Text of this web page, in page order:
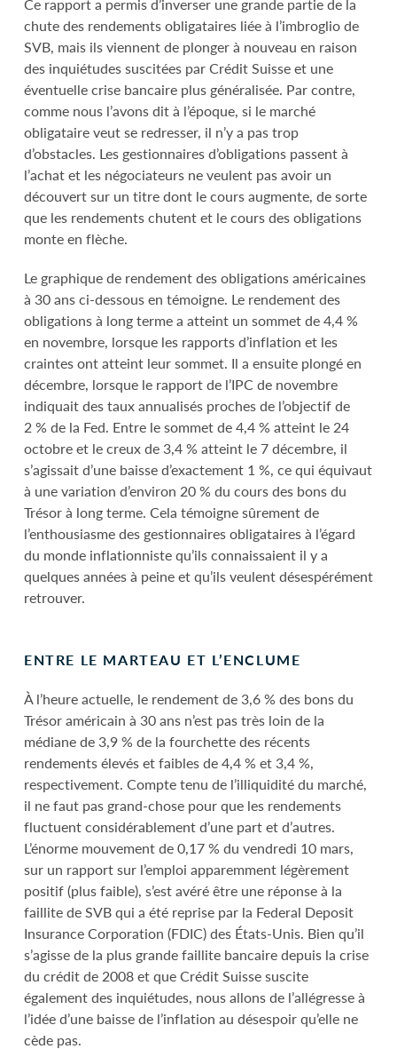
Ce rapport a permis d’inverser une grande partie de la
chute des rendements obligataires liée à l’imbroglio de
SVB, mais ils viennent de plonger à nouveau en raison
des inquiétudes suscitées par Crédit Suisse et une
éventuelle crise bancaire plus généralisée. Par contre,
comme nous l’avons dit à l’époque, si le marché
obligataire veut se redresser, il n’y a pas trop
d’obstacles. Les gestionnaires d’obligations passent à
l’achat et les négociateurs ne veulent pas avoir un
découvert sur un titre dont le cours augmente, de sorte
que les rendements chutent et le cours des obligations
monte en flèche.
Le graphique de rendement des obligations américaines
à 30 ans ci-dessous en témoigne. Le rendement des
obligations à long terme a atteint un sommet de 4,4 %
en novembre, lorsque les rapports d’inflation et les
craintes ont atteint leur sommet. Il a ensuite plongé en
décembre, lorsque le rapport de l’IPC de novembre
indiquait des taux annualisés proches de l’objectif de
2 % de la Fed. Entre le sommet de 4,4 % atteint le 24
octobre et le creux de 3,4 % atteint le 7 décembre, il
s’agissait d’une baisse d’exactement 1 %, ce qui équivaut
à une variation d’environ 20 % du cours des bons du
Trésor à long terme. Cela témoigne sûrement de
l’enthousiasme des gestionnaires obligataires à l’égard
du monde inflationniste qu’ils connaissaient il y a
quelques années à peine et qu’ils veulent désespérément
retrouver.
ENTRE LE MARTEAU ET L’ENCLUME
À l’heure actuelle, le rendement de 3,6 % des bons du
Trésor américain à 30 ans n’est pas très loin de la
médiane de 3,9 % de la fourchette des récents
rendements élevés et faibles de 4,4 % et 3,4 %,
respectivement. Compte tenu de l’illiquidité du marché,
il ne faut pas grand-chose pour que les rendements
fluctuent considérablement d’une part et d’autres.
L’énorme mouvement de 0,17 % du vendredi 10 mars,
sur un rapport sur l’emploi apparemment légèrement
positif (plus faible), s’est avéré être une réponse à la
faillite de SVB qui a été reprise par la Federal Deposit
Insurance Corporation (FDIC) des États-Unis. Bien qu’il
s’agisse de la plus grande faillite bancaire depuis la crise
du crédit de 2008 et que Crédit Suisse suscite
également des inquiétudes, nous allons de l’allégresse à
l’idée d’une baisse de l’inflation au désespoir qu’elle ne
cède pas.